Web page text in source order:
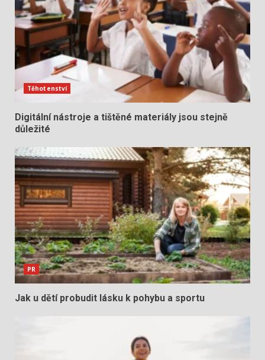
Těhotenství
Digitální nástroje a tištěné materiály jsou stejně
důležité
PR
Jak u dětí probudit lásku k pohybu a sportu